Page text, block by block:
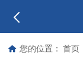
您的位置： 首页